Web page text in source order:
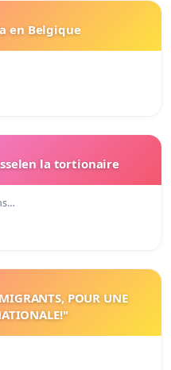
en Belgique
la tortionaire
POUR UNE